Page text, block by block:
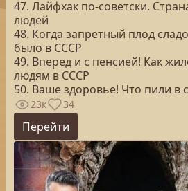
47. Лайфхак по-советски.
людей
48. Когда запретный плод
было в СССР
49. Вперед и с пенсией! Как
людям в СССР
50. Ваше здоровье! Что пили в
23к 34
Перейти